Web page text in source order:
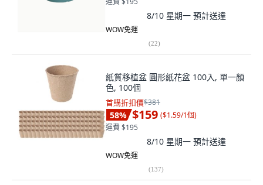
8/10 星期一 預計送達
WOW免運
(22)
紙質移植盆 圓形紙花盆 100入, 單一顏
色, 100個
首購折扣價$381
58% $159 ($1.59/1個)
運費 $195
8/10 星期一 預計送達
WOW免運
(137)